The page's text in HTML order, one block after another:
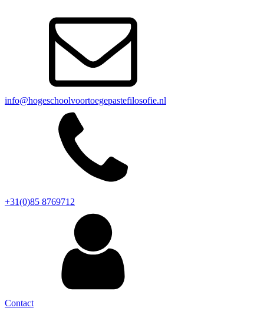
info@hogeschoolvoortoegepastefilosofie.nl
+31(0)85 8769712
Contact